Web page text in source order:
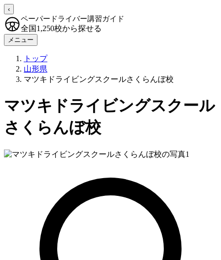
‹
ペーパードライバー講習ガイド
全国1,250校から探せる
メニュー
トップ
山形県
マツキドライビングスクールさくらんぼ校
マツキドライビングスクール
さくらんぼ校